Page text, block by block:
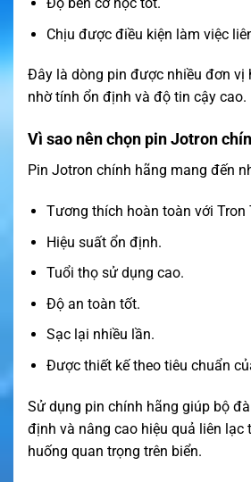
Chịu được điều kiện làm việc
Đây là dòng pin được nhiều đơn vị
nhờ tính ổn định và độ tin cậy cao.
Vì sao nên chọn pin Jotron
Pin Jotron chính hãng mang đến
Tương thích hoàn toàn với Tron
Hiệu suất ổn định.
Tuổi thọ sử dụng cao.
Độ an toàn tốt.
Sạc lại nhiều lần.
Được thiết kế theo tiêu chuẩn
Sử dụng pin chính hãng giúp bộ
định và nâng cao hiệu quả liên lạc
huống quan trọng trên biển.